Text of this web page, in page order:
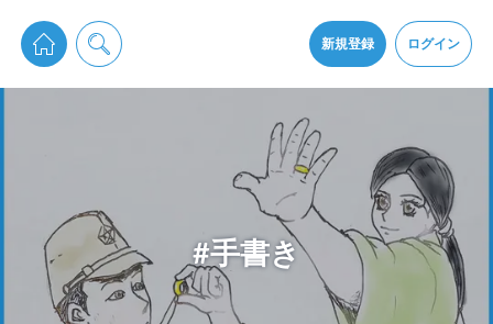
新規登録 ログイン
pixiv Sketchは2024年5月28日付で プライパシーポリシーを改定しました。
通知を受け取るにはここをクリックします
pixiv Sketchアプリでさらに快適に！
アプリをインストール
#手書き